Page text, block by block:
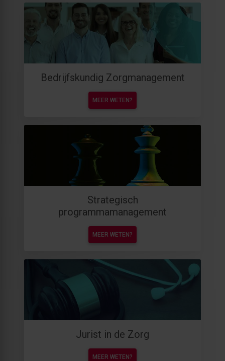
Bedrijfskundig Zorgmanagement
MEER WETEN?
Strategisch
programmamanagement
MEER WETEN?
Jurist in de Zorg
MEER WETEN?